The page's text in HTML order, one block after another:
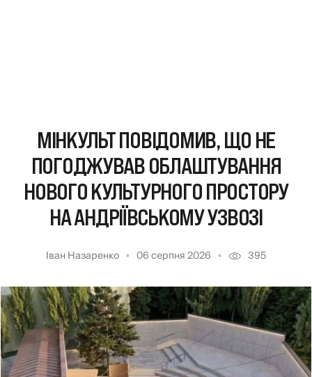
МІНКУЛЬТ ПОВІДОМИВ, ЩО НЕ
ПОГОДЖУВАВ ОБЛАШТУВАННЯ
НОВОГО КУЛЬТУРНОГО ПРОСТОРУ
НА АНДРІЇВСЬКОМУ УЗВОЗІ
Іван Назаренко 06 серпня 2026 395